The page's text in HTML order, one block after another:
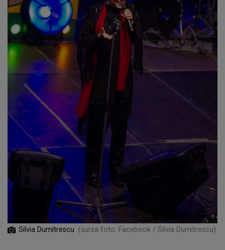
Silvia Dumitrescu (sursa foto: Facebook / Silvia Dumitrescu)